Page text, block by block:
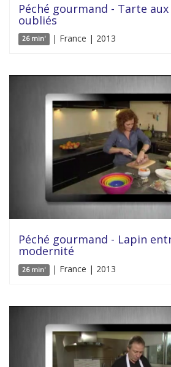
Péché gourmand - Tarte
oubliés
26 min' | France | 2013
Péché gourmand - Lapin
modernité
26 min' | France | 2013